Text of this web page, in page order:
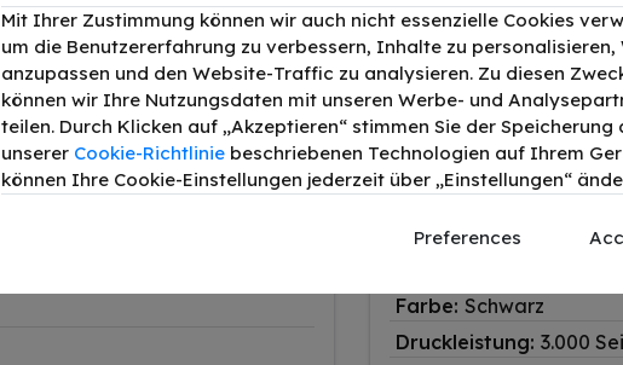
alternativ
Produkttyp:Toner
OEM-Teilenr.:408294
Produktserie:
SP230H
Farbe: Schwarz
Druckleistung: 3.000
Mit Ihrer Zustimmung können wir auch nicht essenzielle Cookies
um die Benutzererfahrung zu verbessern, Inhalte zu personalisieren,
anzupassen und den Website-Traffic zu analysieren. Zu diesen
können wir Ihre Nutzungsdaten mit unseren Werbe- und
teilen. Durch Klicken auf „Akzeptieren“ stimmen Sie der Speicherung
unserer Cookie-Richtlinie beschriebenen Technologien auf Ihrem
können Ihre Cookie-Einstellungen jederzeit über „Einstellungen“
Preferences